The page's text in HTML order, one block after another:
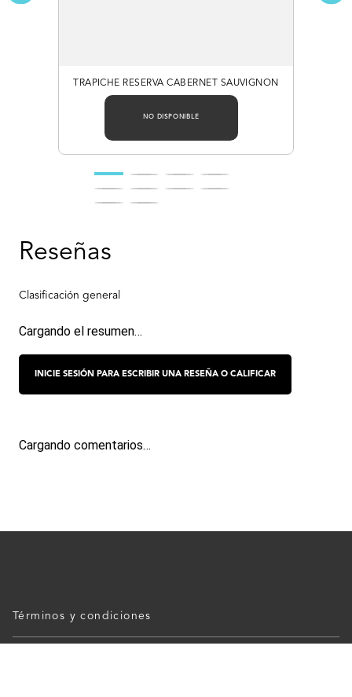
TRAPICHE RESERVA CABERNET SAUVIGNON
NO DISPONIBLE
Cargando el resumen…
Cargando comentarios…
Términos y condiciones